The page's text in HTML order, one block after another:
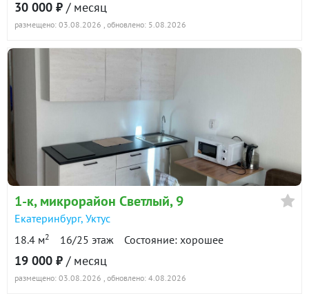
##6041524##
30 000 ₽ / месяц
размещено: 03.08.2026 , обновлено: 5.08.2026
1-к, микрорайон Светлый, 9
Екатеринбург, Уктус
18.4 м2 16/25 этаж Состояние: хорошее
19 000 ₽ / месяц
размещено: 03.08.2026 , обновлено: 4.08.2026